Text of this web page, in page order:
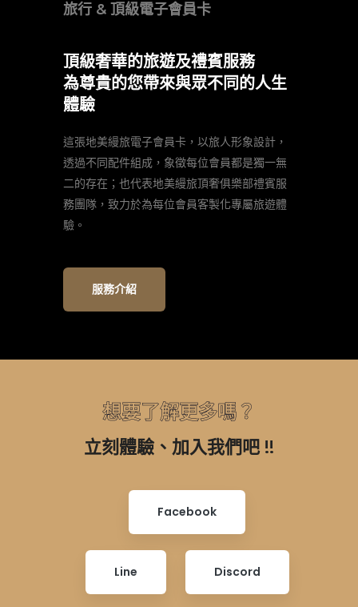
旅行 & 頂級電子會員卡
頂級奢華的旅遊及禮賓服務
為尊貴的您帶來與眾不同的人生
體驗
這張地美縵旅電子會員卡，以旅人形象設計，
透過不同配件組成，象徵每位會員都是獨一無
二的存在；也代表地美縵旅頂奢俱樂部禮賓服
務團隊，致力於為每位會員客製化專屬旅遊體
驗。
服務介紹
想要了解更多嗎？
立刻體驗、加入我們吧 !!
Facebook
Line Discord